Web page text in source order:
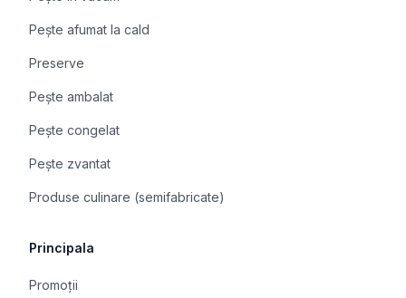
Pește afumat la cald
Preserve
Pește ambalat
Pește congelat
Pește zvantat
Produse culinare (semifabricate)
Principala
Promoții